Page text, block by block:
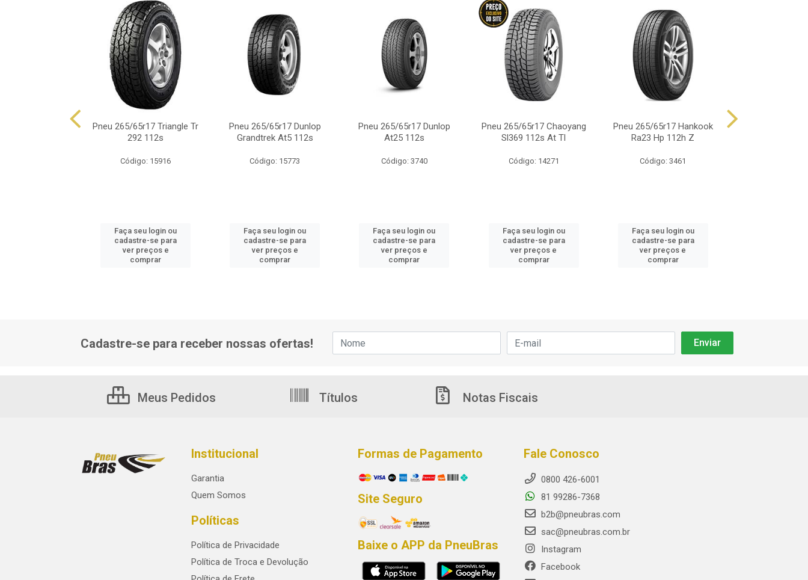
Pneu 265/65r17 Triangle Tr
292 112s
Código: 15916
Faça seu login ou
cadastre-se para
ver preços e
comprar
Pneu 265/65r17 Dunlop
Grandtrek At5 112s
Código: 15773
Faça seu login ou
cadastre-se para
ver preços e
comprar
Pneu 265/65r17 Dunlop
At25 112s
Código: 3740
Faça seu login ou
cadastre-se para
ver preços e
comprar
Pneu 265/65r17 Chaoyang
Sl369 112s At Tl
Código: 14271
Faça seu login ou
cadastre-se para
ver preços e
comprar
Pneu 265/65r17 Hankook
Ra23 Hp 112h Z
Código: 3461
Faça seu login ou
cadastre-se para
ver preços e
comprar
Cadastre-se para receber nossas ofertas!
Meus Pedidos Títulos Notas Fiscais
Institucional
Garantia
Quem Somos
Políticas
Política de Privacidade
Política de Troca e Devolução
Formas de Pagamento
Site Seguro
Baixe o APP da PneuBras
Fale Conosco
0800 426-6001
81 99286-7368
b2b@pneubras.com
sac@pneubras.com.br
Instagram
Facebook